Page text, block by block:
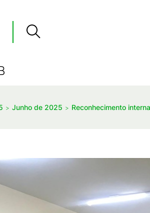
Junho de 2025 Reconhecimento